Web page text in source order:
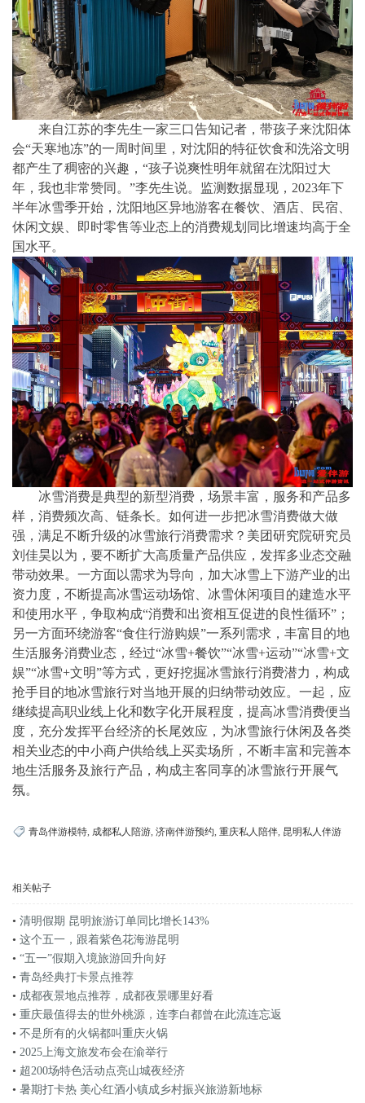
来自江苏的李先生一家三口告知记者，带孩子来沈阳体
会“天寒地冻”的一周时间里，对沈阳的特征饮食和洗浴文明
都产生了稠密的兴趣，“孩子说爽性明年就留在沈阳过大
年，我也非常赞同。”李先生说。监测数据显现，2023年下
半年冰雪季开始，沈阳地区异地游客在餐饮、酒店、民宿、
休闲文娱、即时零售等业态上的消费规划同比增速均高于全
国水平。
冰雪消费是典型的新型消费，场景丰富，服务和产品多
样，消费频次高、链条长。如何进一步把冰雪消费做大做
强，满足不断升级的冰雪旅行消费需求？美团研究院研究员
刘佳昊以为，要不断扩大高质量产品供应，发挥多业态交融
带动效果。一方面以需求为导向，加大冰雪上下游产业的出
资力度，不断提高冰雪运动场馆、冰雪休闲项目的建造水平
和使用水平，争取构成“消费和出资相互促进的良性循环”；
另一方面环绕游客“食住行游购娱”一系列需求，丰富目的地
生活服务消费业态，经过“冰雪+餐饮”“冰雪+运动”“冰雪+文
娱”“冰雪+文明”等方式，更好挖掘冰雪旅行消费潜力，构成
抢手目的地冰雪旅行对当地开展的归纳带动效应。一起，应
继续提高职业线上化和数字化开展程度，提高冰雪消费便当
度，充分发挥平台经济的长尾效应，为冰雪旅行休闲及各类
相关业态的中小商户供给线上买卖场所，不断丰富和完善本
地生活服务及旅行产品，构成主客同享的冰雪旅行开展气
氛。
青岛伴游模特, 成都私人陪游, 济南伴游预约, 重庆私人陪伴, 昆明私人伴游
相关帖子
• 清明假期 昆明旅游订单同比增长143%
• 这个五一，跟着紫色花海游昆明
• “五一”假期入境旅游回升向好
• 青岛经典打卡景点推荐
• 成都夜景地点推荐，成都夜景哪里好看
• 重庆最值得去的世外桃源，连李白都曾在此流连忘返
• 不是所有的火锅都叫重庆火锅
• 2025上海文旅发布会在渝举行
• 超200场特色活动点亮山城夜经济
• 暑期打卡热 美心红酒小镇成乡村振兴旅游新地标